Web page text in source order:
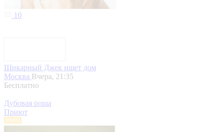
10
Шикарный Джек ищет дом
Москва Вчера, 21:35
Бесплатно
Дубовая роща
Приют